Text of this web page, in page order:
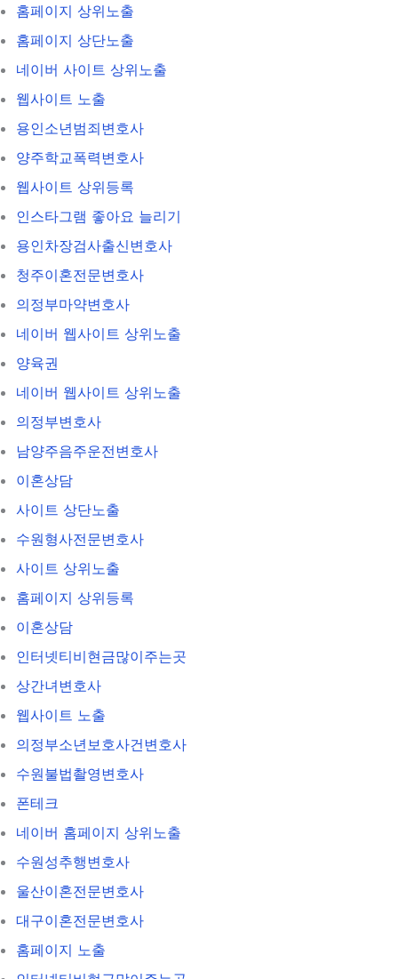
홈페이지 상위노출
홈페이지 상단노출
네이버 사이트 상위노출
웹사이트 노출
용인소년범죄변호사
양주학교폭력변호사
웹사이트 상위등록
인스타그램 좋아요 늘리기
용인차장검사출신변호사
청주이혼전문변호사
의정부마약변호사
네이버 웹사이트 상위노출
양육권
네이버 웹사이트 상위노출
의정부변호사
남양주음주운전변호사
이혼상담
사이트 상단노출
수원형사전문변호사
사이트 상위노출
홈페이지 상위등록
이혼상담
인터넷티비현금많이주는곳
상간녀변호사
웹사이트 노출
의정부소년보호사건변호사
수원불법촬영변호사
폰테크
네이버 홈페이지 상위노출
수원성추행변호사
울산이혼전문변호사
대구이혼전문변호사
홈페이지 노출